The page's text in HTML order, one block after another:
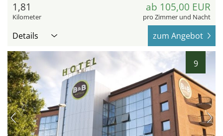
1,81
Kilometer
ab 105,00 EUR
pro Zimmer und Nacht
Details zum Angebot
9